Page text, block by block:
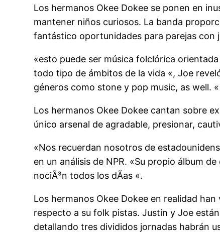
Los hermanos Okee Dokee se ponen en
mantener niños curiosos. La banda
fantástico oportunidades para parejas con
«esto puede ser música folclórica
todo tipo de ámbitos de la vida «, Joe
géneros como stone y pop music, as well. «
Los hermanos Okee Dokee cantan sobre
único arsenal de agradable, presionar,
«Nos recuerdan nosotros de
en un análisis de NPR. «Su propio álbum
nociÃ³n todos los dÃas «.
Los hermanos Okee Dokee en realidad
respecto a su folk pistas. Justin y Joe
detallando tres divididos jornadas habrán